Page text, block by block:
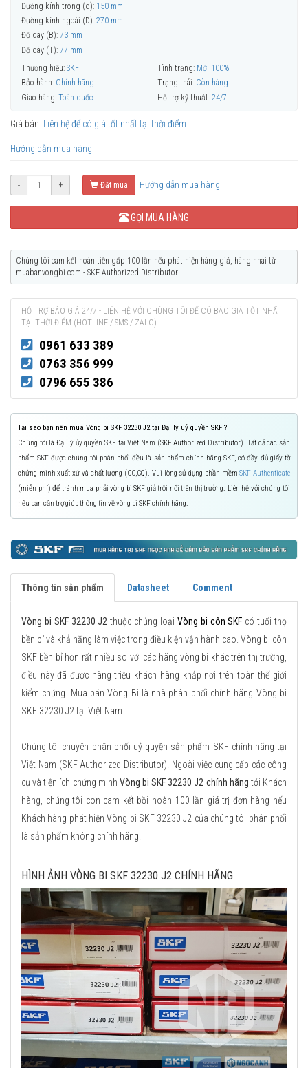
Đường kính trong (d): 150 mm
Đường kính ngoài (D): 270 mm
Độ dày (B): 73 mm
Độ dày (T): 77 mm
Thương hiệu: SKF Tình trạng: Mới 100%
Bảo hành: Chính hãng Trạng thái: Còn hàng
Giao hàng: Toàn quốc Hỗ trợ kỹ thuật: 24/7
Giá bán: Liên hệ để có giá tốt nhất tại thời điểm
Hướng dẫn mua hàng
- + Đặt mua Hướng dẫn mua hàng
GỌI MUA HÀNG
Chúng tôi cam kết hoàn tiền gấp 100 lần nếu phát hiện hàng giả, hàng nhái từ
muabanvongbi.com - SKF Authorized Distributor.
HỖ TRỢ BÁO GIÁ 24/7 - LIÊN HỆ VỚI CHÚNG TÔI ĐỂ CÓ BÁO GIÁ TỐT NHẤT
TẠI THỜI ĐIỂM (HOTLINE / SMS / ZALO)
0961 633 389
0763 356 999
0796 655 386
Tại sao bạn nên mua Vòng bi SKF 32230 J2 tại Đại lý uỷ quyền SKF ?
Chúng tôi là Đại lý ủy quyền SKF tại Việt Nam (SKF Authorized Distributor). Tất cả các sản
phẩm SKF được chúng tôi phân phối đều là sản phẩm chính hãng SKF, có đầy đủ giấy tờ
chứng minh xuất xứ và chất lượng (CO,CQ). Vui lòng sử dụng phần mềmSKF Authenticate
(miễn phí) để tránh mua phải vòng bi SKF giả trôi nổi trên thị trường. Liên hệ với chúng tôi
nếu bạn cần trợ giúp thông tin về vòng bi SKF chính hãng.
Thông tin sản phẩm Datasheet Comment
Vòng bi SKF 32230 J2 thuộc chủng loại Vòng bi côn SKF có tuổi thọ
bền bỉ và khả năng làm việc trong điều kiện vận hành cao. Vòng bi côn
SKF bền bỉ hơn rất nhiều so với các hãng vòng bi khác trên thị trường,
điều này đã được hàng triệu khách hàng khắp nơi trên toàn thế giới
kiểm chứng. Mua bán Vòng Bi là nhà phân phối chính hãng Vòng bi
SKF 32230 J2 tại Việt Nam.
Chúng tôi chuyên phân phối uỷ quyền sản phẩm SKF chính hãng tại
Việt Nam (SKF Authorized Distributor). Ngoài việc cung cấp các công
cụ và tiện ích chứng minh Vòng bi SKF 32230 J2 chính hãng tới Khách
hàng, chúng tôi con cam kết bồi hoàn 100 lần giá trị đơn hàng nếu
Khách hàng phát hiện Vòng bi SKF 32230 J2 của chúng tôi phân phối
là sản phẩm không chính hãng.
HÌNH ẢNH VÒNG BI SKF 32230 J2 CHÍNH HÃNG